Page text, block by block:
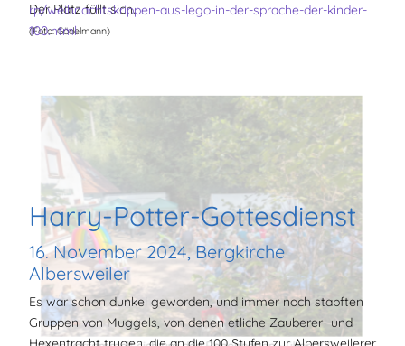
Der Platz füllt sich.
(Foto: Gödelmann)
rp/weihnachtskrippen-aus-lego-in-der-sprache-der-kinder-
100.html
Harry-Potter-Gottesdienst
16. November 2024, Bergkirche
Albersweiler
Es war schon dunkel geworden, und immer noch stapften
Gruppen von Muggels, von denen etliche Zauberer- und